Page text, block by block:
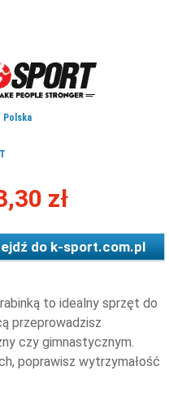
Polska
zł
dok-sport.com.pl
to idealny sprzęt do
przeprowadzisz
czy gimnastycznym.
poprawisz wytrzymałość